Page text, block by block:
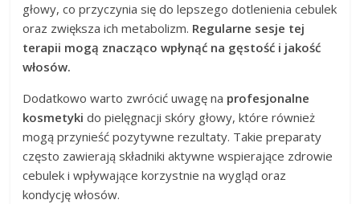
głowy, co przyczynia się do lepszego dotlenienia cebulek
oraz zwiększa ich metabolizm. Regularne sesje tej
terapii mogą znacząco wpłynąć na gęstość i jakość
włosów.
Dodatkowo warto zwrócić uwagę na profesjonalne
kosmetyki do pielęgnacji skóry głowy, które również
mogą przynieść pozytywne rezultaty. Takie preparaty
często zawierają składniki aktywne wspierające zdrowie
cebulek i wpływające korzystnie na wygląd oraz
kondycję włosów.